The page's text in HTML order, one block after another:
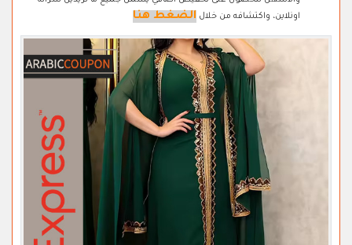
اونلاين، واكتشافه من خلال الضغط هنا